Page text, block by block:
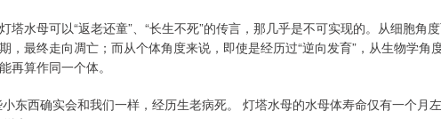
塔水母可以“返老还童”、“长生不死”的传言，那几乎是不可实现的。从细胞角
，最终走向凋亡；而从个体角度来说，即使是经历过“逆向发育”，从生物学角
再算作同一个体。
东西确实会和我们一样，经历生老病死。 灯塔水母的水母体寿命仅有一个月